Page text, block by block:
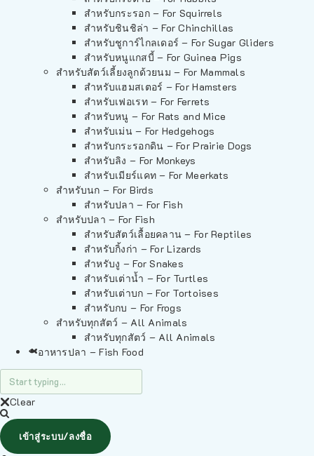
สำหรับกระรอก – For Squirrels
สำหรับชินชิล่า – For Chinchillas
สำหรับชูการ์ไกลเดอร์ – For Sugar Gliders
สำหรับหนูแกสบี้ – For Guinea Pigs
สำหรับสัตว์เลี้ยงลูกด้วยนม – For Mammals
สำหรับแฮมสเตอร์ – For Hamsters
สำหรับเฟอเรท – For Ferrets
สำหรับหนู – For Rats and Mice
สำหรับเม่น – For Hedgehogs
สำหรับกระรอกดิน – For Prairie Dogs
สำหรับลิง – For Monkeys
สำหรับเมียร์แคท – For Meerkats
สำหรับนก – For Birds
สำหรับปลา – For Fish
สำหรับปลา – For Fish
สำหรับสัตว์เลื้อยคลาน – For Reptiles
สำหรับกิ้งก่า – For Lizards
สำหรับงู – For Snakes
สำหรับเต่าน้ำ – For Turtles
สำหรับเต่าบก – For Tortoises
สำหรับกบ – For Frogs
สำหรับทุกสัตว์ – All Animals
สำหรับทุกสัตว์ – All Animals
อาหารปลา – Fish Food
Clear
เข้าสู่ระบบ/ลงชื่อ